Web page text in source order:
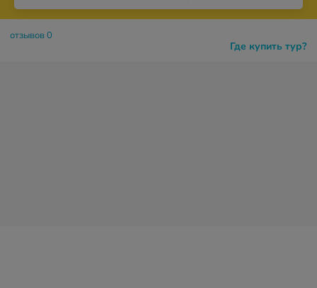
Где купить тур?
отзывов 0